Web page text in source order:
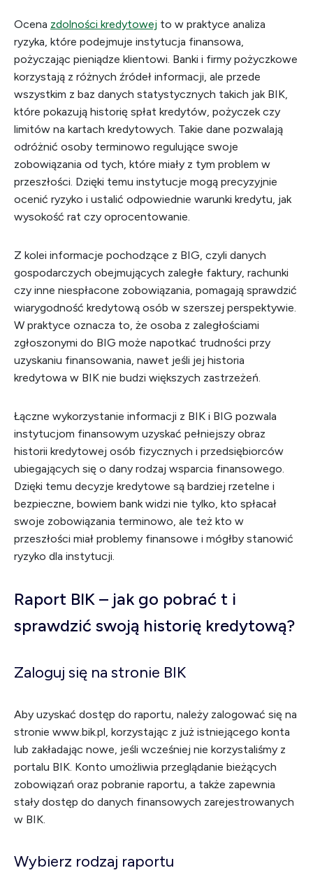
Ocena zdolności kredytowej to w praktyce analiza
ryzyka, które podejmuje instytucja finansowa,
pożyczając pieniądze klientowi. Banki i firmy pożyczkowe
korzystają z różnych źródeł informacji, ale przede
wszystkim z baz danych statystycznych takich jak BIK,
które pokazują historię spłat kredytów, pożyczek czy
limitów na kartach kredytowych. Takie dane pozwalają
odróżnić osoby terminowo regulujące swoje
zobowiązania od tych, które miały z tym problem w
przeszłości. Dzięki temu instytucje mogą precyzyjnie
ocenić ryzyko i ustalić odpowiednie warunki kredytu, jak
wysokość rat czy oprocentowanie.
Z kolei informacje pochodzące z BIG, czyli danych
gospodarczych obejmujących zaległe faktury, rachunki
czy inne niespłacone zobowiązania, pomagają sprawdzić
wiarygodność kredytową osób w szerszej perspektywie.
W praktyce oznacza to, że osoba z zaległościami
zgłoszonymi do BIG może napotkać trudności przy
uzyskaniu finansowania, nawet jeśli jej historia
kredytowa w BIK nie budzi większych zastrzeżeń.
Łączne wykorzystanie informacji z BIK i BIG pozwala
instytucjom finansowym uzyskać pełniejszy obraz
historii kredytowej osób fizycznych i przedsiębiorców
ubiegających się o dany rodzaj wsparcia finansowego.
Dzięki temu decyzje kredytowe są bardziej rzetelne i
bezpieczne, bowiem bank widzi nie tylko, kto spłacał
swoje zobowiązania terminowo, ale też kto w
przeszłości miał problemy finansowe i mógłby stanowić
ryzyko dla instytucji.
Raport BIK – jak go pobrać t i
sprawdzić swoją historię kredytową?
Zaloguj się na stronie BIK
Aby uzyskać dostęp do raportu, należy zalogować się na
stronie www.bik.pl, korzystając z już istniejącego konta
lub zakładając nowe, jeśli wcześniej nie korzystaliśmy z
portalu BIK. Konto umożliwia przeglądanie bieżących
zobowiązań oraz pobranie raportu, a także zapewnia
stały dostęp do danych finansowych zarejestrowanych
w BIK.
Wybierz rodzaj raportu